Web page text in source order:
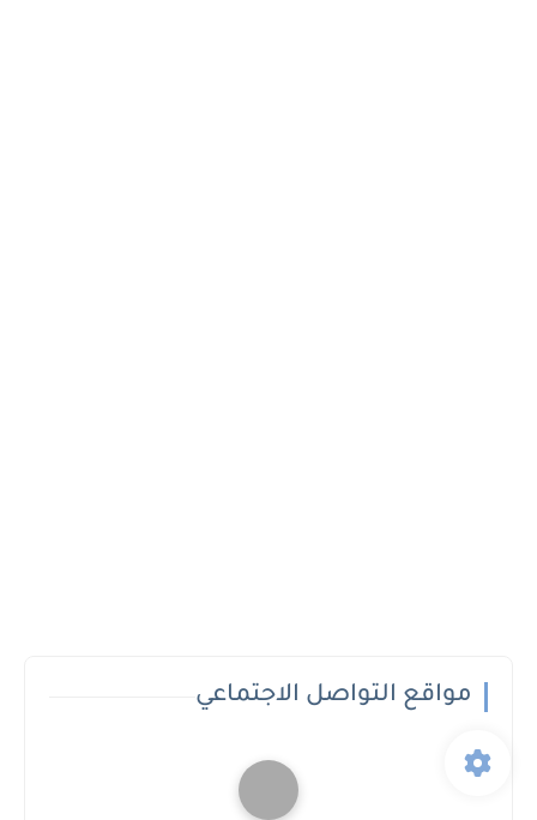
مواقع التواصل الاجتماعي